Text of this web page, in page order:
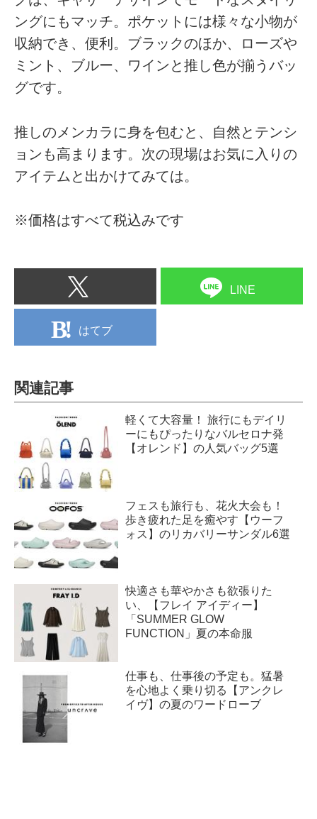
ングにもマッチ。ポケットには様々な小物が
収納でき、便利。ブラックのほか、ローズや
ミント、ブルー、ワインと推し色が揃うバッ
グです。
推しのメンカラに身を包むと、自然とテンシ
ョンも高まります。次の現場はお気に入りの
アイテムと出かけてみては。
※価格はすべて税込みです
LINE
はてブ
関連記事
軽くて大容量！ 旅行にもデイリ
ーにもぴったりなバルセロナ発
【オレンド】の人気バッグ5選
フェスも旅行も、花火大会も！
歩き疲れた足を癒やす【ウーフ
ォス】のリカバリーサンダル6選
快適さも華やかさも欲張りた
い、【フレイ アイディー】
「SUMMER GLOW
FUNCTION」夏の本命服
仕事も、仕事後の予定も。猛暑
を心地よく乗り切る【アンクレ
イヴ】の夏のワードローブ